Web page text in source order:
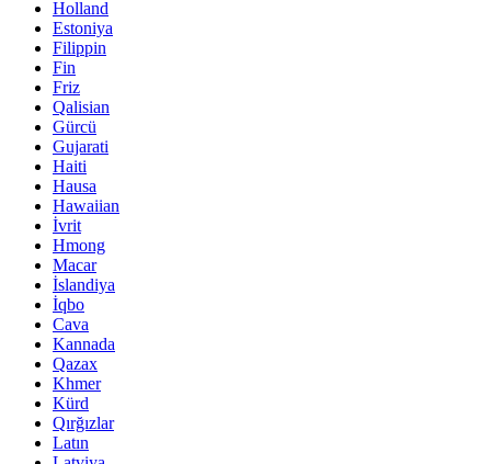
Holland
Estoniya
Filippin
Fin
Friz
Qalisian
Gürcü
Gujarati
Haiti
Hausa
Hawaiian
İvrit
Hmong
Macar
İslandiya
İqbo
Cava
Kannada
Qazax
Khmer
Kürd
Qırğızlar
Latın